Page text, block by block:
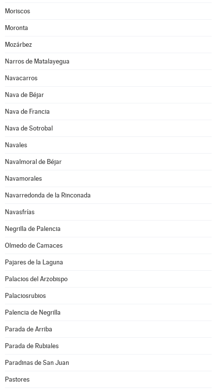
Moriscos
Moronta
Mozárbez
Narros de Matalayegua
Navacarros
Nava de Béjar
Nava de Francia
Nava de Sotrobal
Navales
Navalmoral de Béjar
Navamorales
Navarredonda de la Rinconada
Navasfrías
Negrilla de Palencia
Olmedo de Camaces
Pajares de la Laguna
Palacios del Arzobispo
Palaciosrubios
Palencia de Negrilla
Parada de Arriba
Parada de Rubiales
Paradinas de San Juan
Pastores